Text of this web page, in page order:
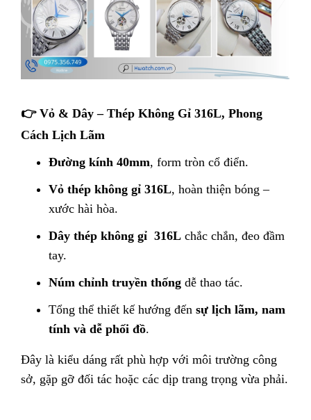
👉 Vỏ & Dây – Thép Không Gỉ 316L, Phong
Cách Lịch Lãm
Đường kính 40mm, form tròn cổ điển.
Vỏ thép không gỉ 316L, hoàn thiện bóng –
xước hài hòa.
Dây thép không gỉ 316L chắc chắn, đeo đầm
tay.
Núm chỉnh truyền thống dễ thao tác.
Tổng thể thiết kế hướng đến sự lịch lãm, nam
tính và dễ phối đồ.
Đây là kiểu dáng rất phù hợp với môi trường công
sở, gặp gỡ đối tác hoặc các dịp trang trọng vừa phải.